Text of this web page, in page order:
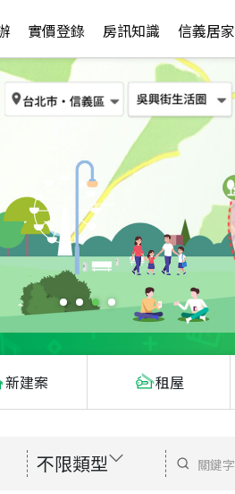
實價登錄 房訊知識 信義居家
新建案 租屋
不限類型